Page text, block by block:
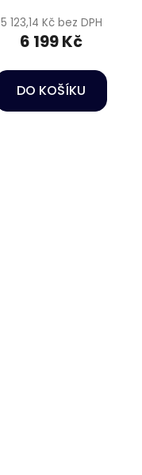
5 123,14 Kč bez DPH
6 199 Kč
DO KOŠÍKU